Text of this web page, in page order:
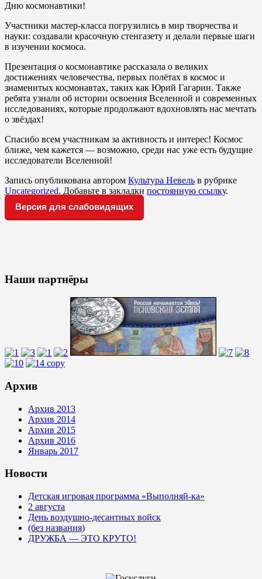
Дню космонавтики!
Участники мастер-класса погрузились в мир творчества и
науки: создавали красочную стенгазету и делали первые шаги
в изучении космоса.
Презентация о космонавтике рассказала о великих
достижениях человечества, первых полётах в космос и
знаменитых космонавтах, таких как Юрий Гагарин. Также
ребята узнали об истории освоения Вселенной и современных
исследованиях, которые продолжают вдохновлять нас мечтать
о звёздах!
Спасибо всем участникам за активность и интерес! Космос
ближе, чем кажется — возможно, среди нас уже есть будущие
исследователи Вселенной!
Запись опубликована автором Культура Невель в рубрике
Uncategorized. Добавьте в закладки постоянную ссылку.
Версия для слабовидящих
Наши партнёры
Архив
Архив 2013
Архив 2014
Архив 2015
Архив 2016
Январь 2017
Новости
Детская игровая программа «Выполняй-ка»
2 августа
День воздушно-десантных войск
(без названия)
ДРУЖБА — ЭТО КРУТО!